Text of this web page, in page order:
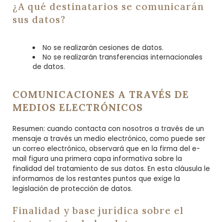
¿A qué destinatarios se comunicarán
sus datos?
No se realizarán cesiones de datos.
No se realizarán transferencias internacionales
de datos.
COMUNICACIONES A TRAVÉS DE
MEDIOS ELECTRÓNICOS
Resumen: cuando contacta con nosotros a través de un
mensaje a través un medio electrónico, como puede ser
un correo electrónico, observará que en la firma del e-
mail figura una primera capa informativa sobre la
finalidad del tratamiento de sus datos. En esta cláusula le
informamos de los restantes puntos que exige la
legislación de protección de datos.
Finalidad y base jurídica sobre el